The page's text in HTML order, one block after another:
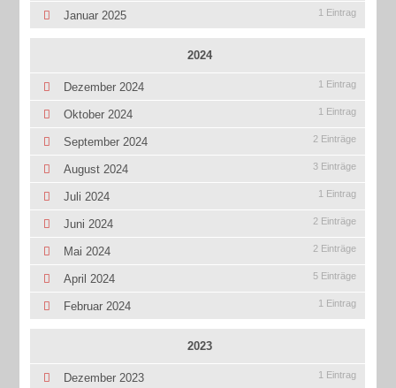
Januar 2025 1 Eintrag
2024
Dezember 2024 1 Eintrag
Oktober 2024 1 Eintrag
September 2024 2 Einträge
August 2024 3 Einträge
Juli 2024 1 Eintrag
Juni 2024 2 Einträge
Mai 2024 2 Einträge
April 2024 5 Einträge
Februar 2024 1 Eintrag
2023
Dezember 2023 1 Eintrag